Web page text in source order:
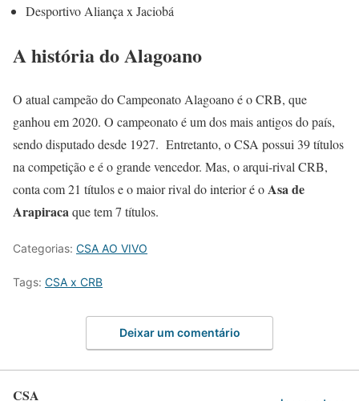
Desportivo Aliança x Jaciobá
A história do Alagoano
O atual campeão do Campeonato Alagoano é o CRB, que
ganhou em 2020. O campeonato é um dos mais antigos do país,
sendo disputado desde 1927. Entretanto, o CSA possui 39 títulos
na competição e é o grande vencedor. Mas, o arqui-rival CRB,
conta com 21 títulos e o maior rival do interior é oAsa de
Arapiracaque tem 7 títulos.
Categorias: CSA AO VIVO
Tags: CSA x CRB
Deixar um comentário
CSA